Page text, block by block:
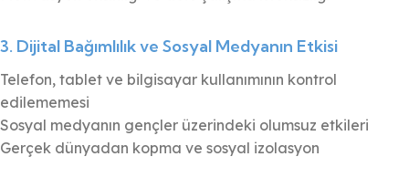
3. Dijital Bağımlılık ve Sosyal Medyanın Etkisi
Telefon, tablet ve bilgisayar kullanımının kontrol
edilememesi
Sosyal medyanın gençler üzerindeki olumsuz etkileri
Gerçek dünyadan kopma ve sosyal izolasyon